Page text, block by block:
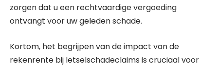
zorgen dat u een rechtvaardige vergoeding
ontvangt voor uw geleden schade.
Kortom, het begrijpen van de impact van de
rekenrente bij letselschadeclaims is cruciaal voor